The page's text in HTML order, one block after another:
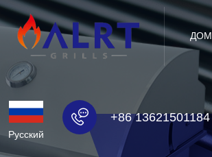
ДОМ
Русский
+86 13621501184